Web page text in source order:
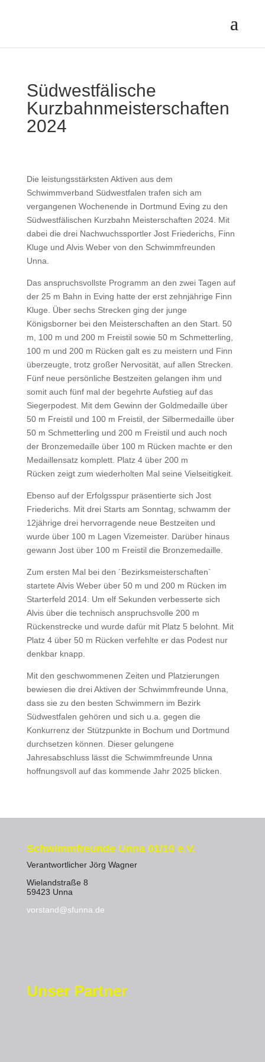
Südwestfälische
Kurzbahnmeisterschaften
2024
Die leistungsstärksten Aktiven aus dem
Schwimmverband Südwestfalen trafen sich am
vergangenen Wochenende in Dortmund Eving zu den
Südwestfälischen Kurzbahn Meisterschaften 2024. Mit
dabei die drei Nachwuchssportler Jost Friederichs, Finn
Kluge und Alvis Weber von den Schwimmfreunden
Unna.
Das anspruchsvollste Programm an den zwei Tagen auf
der 25 m Bahn in Eving hatte der erst zehnjährige Finn
Kluge. Über sechs Strecken ging der junge
Königsborner bei den Meisterschaften an den Start. 50
m, 100 m und 200 m Freistil sowie 50 m Schmetterling,
100 m und 200 m Rücken galt es zu meistern und Finn
überzeugte, trotz großer Nervosität, auf allen Strecken.
Fünf neue persönliche Bestzeiten gelangen ihm und
somit auch fünf mal der begehrte Aufstieg auf das
Siegerpodest. Mit dem Gewinn der Goldmedaille über
50 m Freistil und 100 m Freistil, der Silbermedaille über
50 m Schmetterling und 200 m Freistil und auch noch
der Bronzemedaille über 100 m Rücken machte er den
Medaillensatz komplett. Platz 4 über 200 m
Rücken zeigt zum wiederholten Mal seine Vielseitigkeit.
Ebenso auf der Erfolgsspur präsentierte sich Jost
Friederichs. Mit drei Starts am Sonntag, schwamm der
12jährige drei hervorragende neue Bestzeiten und
wurde über 100 m Lagen Vizemeister. Darüber hinaus
gewann Jost über 100 m Freistil die Bronzemedaille.
Zum ersten Mal bei den ´Bezirksmeisterschaften`
startete Alvis Weber über 50 m und 200 m Rücken im
Starterfeld 2014. Um elf Sekunden verbesserte sich
Alvis über die technisch anspruchsvolle 200 m
Rückenstrecke und wurde dafür mit Platz 5 belohnt. Mit
Platz 4 über 50 m Rücken verfehlte er das Podest nur
denkbar knapp.
Mit den geschwommenen Zeiten und Platzierungen
bewiesen die drei Aktiven der Schwimmfreunde Unna,
dass sie zu den besten Schwimmern im Bezirk
Südwestfalen gehören und sich u.a. gegen die
Konkurrenz der Stützpunkte in Bochum und Dortmund
durchsetzen können. Dieser gelungene
Jahresabschluss lässt die Schwimmfreunde Unna
hoffnungsvoll auf das kommende Jahr 2025 blicken.
Schwimmfreunde Unna 01/10 e.V.
Verantwortlicher Jörg Wagner
Wielandstraße 8
59423 Unna
vorstand@sfunna.de
Unser Partner